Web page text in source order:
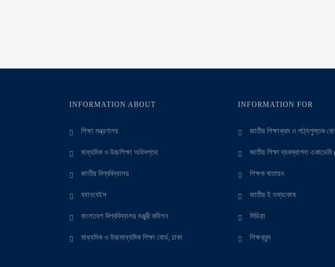
INFORMATION ABOUT
শিক্ষা মন্ত্রণালয়
মাধ্যমিক ও উচ্চশিক্ষা অধিদপ্তর
জাতীয় বিশ্ববিদ্যালয়
ব্যানবেইস
বাংলাদেশ বিশ্ববিদ্যালয় মঞ্জুরী কমিশন
মাধ্যমিক ও উচ্চমাধ্যমিক শিক্ষা বোর্ড, ঢাকা
INFORMATION FOR
জাতীয় শিক্ষাক্রম ও পাঠ্যপুস্তক
জাতীয় শিক্ষা ব্যবস্থাপনা একাডেমি
শিক্ষক বাতায়ন
জাতীয় ই তথ্যকোষ
মিডিয়া
শিক্ষকবৃন্দ